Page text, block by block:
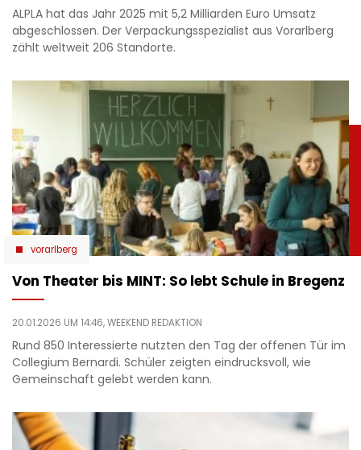
ALPLA hat das Jahr 2025 mit 5,2 Milliarden Euro Umsatz
abgeschlossen. Der Verpackungsspezialist aus Vorarlberg
zählt weltweit 206 Standorte.
vorarlberg
Von Theater bis MINT: So lebt Schule in Bregenz
20.01.2026 UM 14:46,WEEKEND REDAKTION
Rund 850 Interessierte nutzten den Tag der offenen Tür im
Collegium Bernardi. Schüler zeigten eindrucksvoll, wie
Gemeinschaft gelebt werden kann.